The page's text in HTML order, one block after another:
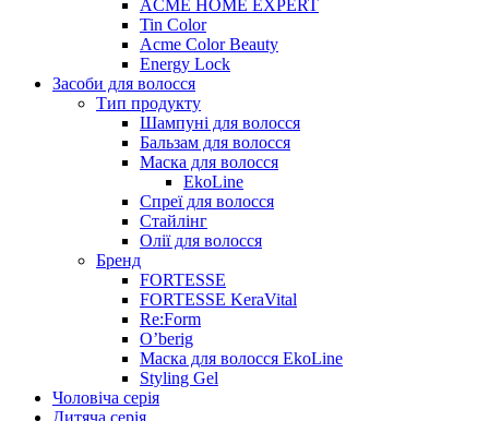
ACME HOME EXPERT
Tin Color
Acme Color Beauty
Energy Lock
Засоби для волосся
Тип продукту
Шампуні для волосся
Бальзам для волосся
Маска для волосся
EkoLine
Спреї для волосся
Стайлінг
Олії для волосся
Бренд
FORTESSE
FORTESSE KeraVital
Re:Form
O’berig
Маска для волосся EkoLine
Styling Gel
Чоловіча серія
Дитяча серія